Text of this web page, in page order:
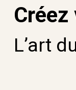
L’art